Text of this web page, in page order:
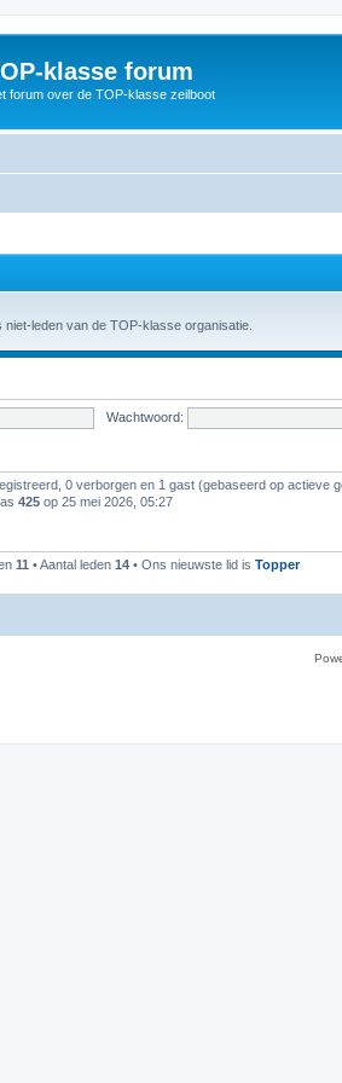
klasse forum
forum over de TOP-klasse zeilboot
leden van de TOP-klasse organisatie.
Wachtwoord:
0 verborgen en 1 gast (gebaseerd op actieve
425 op 25 mei 2026, 05:27
11 • Aantal leden 14 • Ons nieuwste lid is Topper